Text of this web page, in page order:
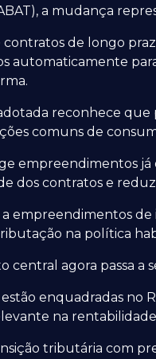
a mudança
contratos de longo
automaticamente
reconhece
comuns de
empreendimentos
dos contratos e
empreendimentos de
na política
central agora passa
estão enquadradas
na
tributária com